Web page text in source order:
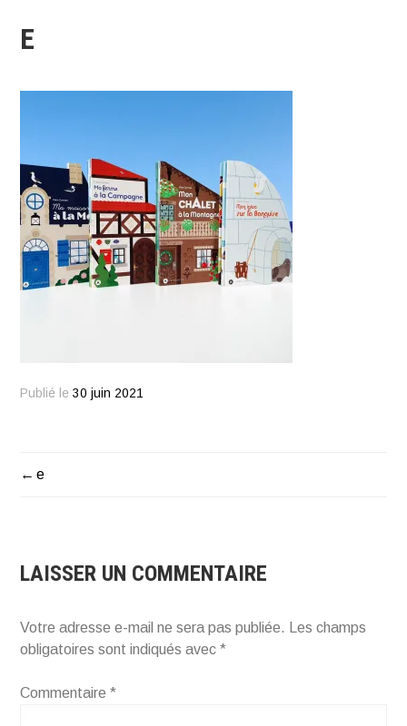
E
Publié le30 juin 2021
NAVIGATION
L’ARTICLE
e
LAISSER UN COMMENTAIRE
Votre adresse e-mail ne sera pas publiée.
Les champs
obligatoires sont indiqués avec*
Commentaire*